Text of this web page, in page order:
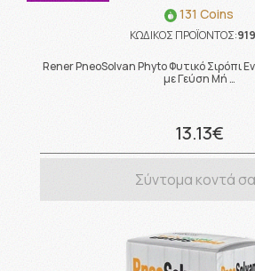
131 Coins
ΚΩΔΙΚΟΣ ΠΡΟΪΟΝΤΟΣ:
Rener PneoSolvan Phyto Φυτικό Σιρόπι
με Γεύση Μή …
13.13€
Σύντομα κοντά